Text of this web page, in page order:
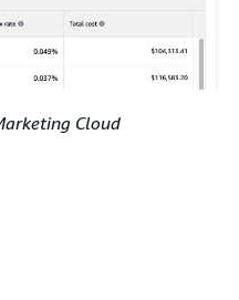
Cloud